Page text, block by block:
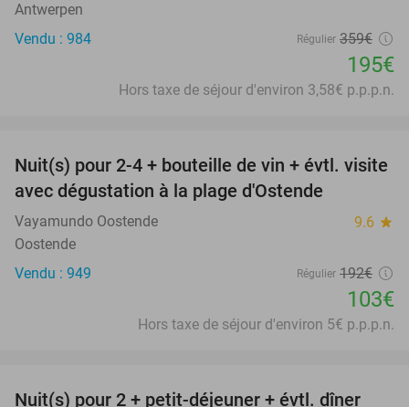
Antwerpen
Vendu : 984
Régulier 359€
195€
Hors taxe de séjour d'environ 3,58€ p.p.p.n.
46%
Nuit(s) pour 2-4 + bouteille de vin + évtl. visite
avec dégustation à la plage d'Ostende
Vayamundo Oostende 9.6 star
Oostende
Vendu : 949
Régulier 192€
103€
Hors taxe de séjour d'environ 5€ p.p.p.n.
Nuit(s) pour 2 + petit-déjeuner + évtl. dîner